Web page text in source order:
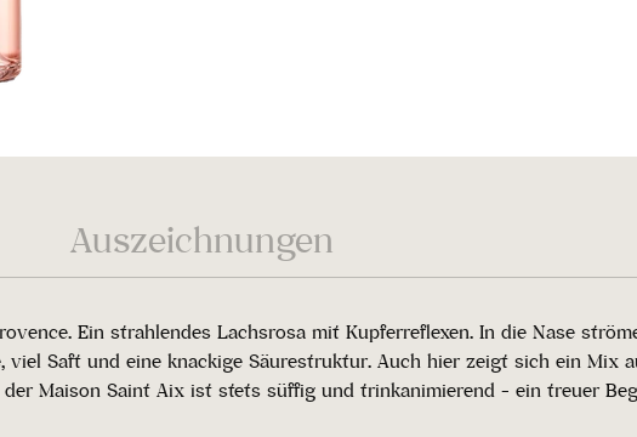
Auszeichnungen
Ein strahlendes Lachsrosa mit Kupferreflexen. In die Nase
Saft und eine knackige Säurestruktur. Auch hier zeigt sich ein Mix
Maison Saint Aix ist stets süffig und trinkanimierend - ein treuer